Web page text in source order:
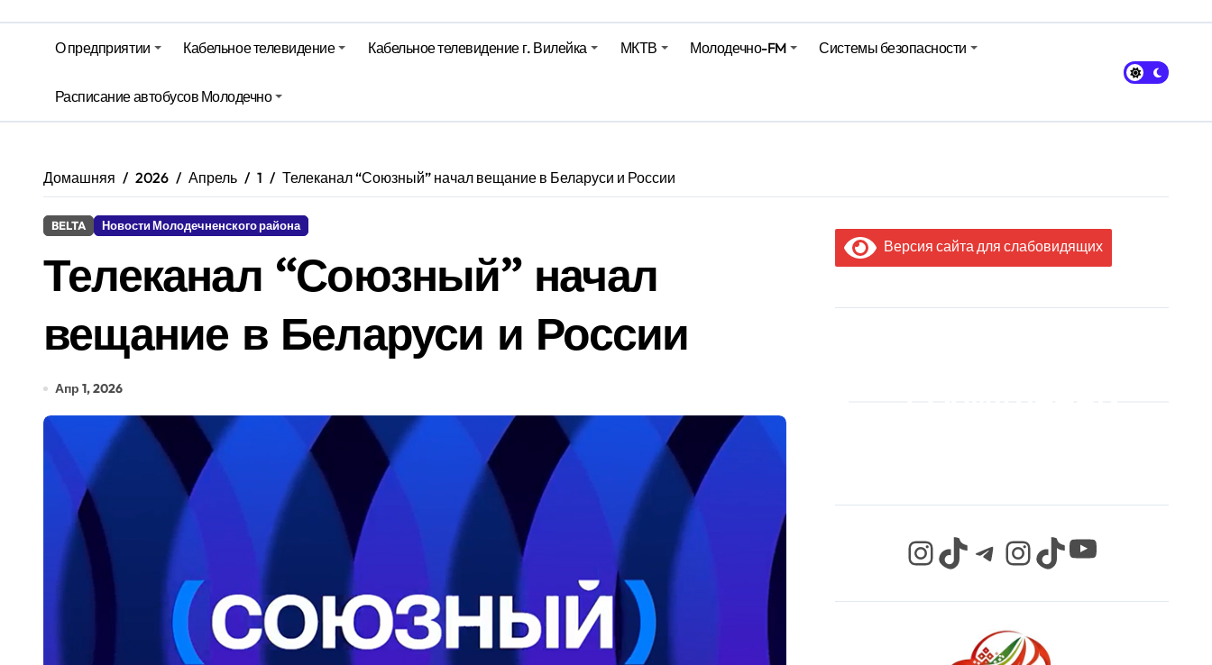
Беларусь закупает российские сухарики на миллионы долларов – смотрим сумму
Территория Здоровья – Березинское
О предприятии Кабельное телевидение Кабельное телевидение г. Вилейка МКТВ Молодечно-FM Системы безопасности
Расписание автобусов Молодечно
Домашняя 2026 Апрель 1 Телеканал “Союзный” начал вещание в Беларуси и России
BELTA Новости Молодечненского района
Телеканал “Союзный” начал
вещание в Беларуси и России
Апр 1, 2026
Версия сайта для слабовидящих
InstagramTikTok Telegram InstagramTikTok YouTube